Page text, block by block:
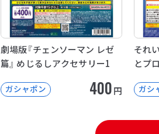
劇場版『チェンソーマン レゼ
篇』 めじるしアクセサリー1
ガシャポン 400円
それ
とプ
ガシ